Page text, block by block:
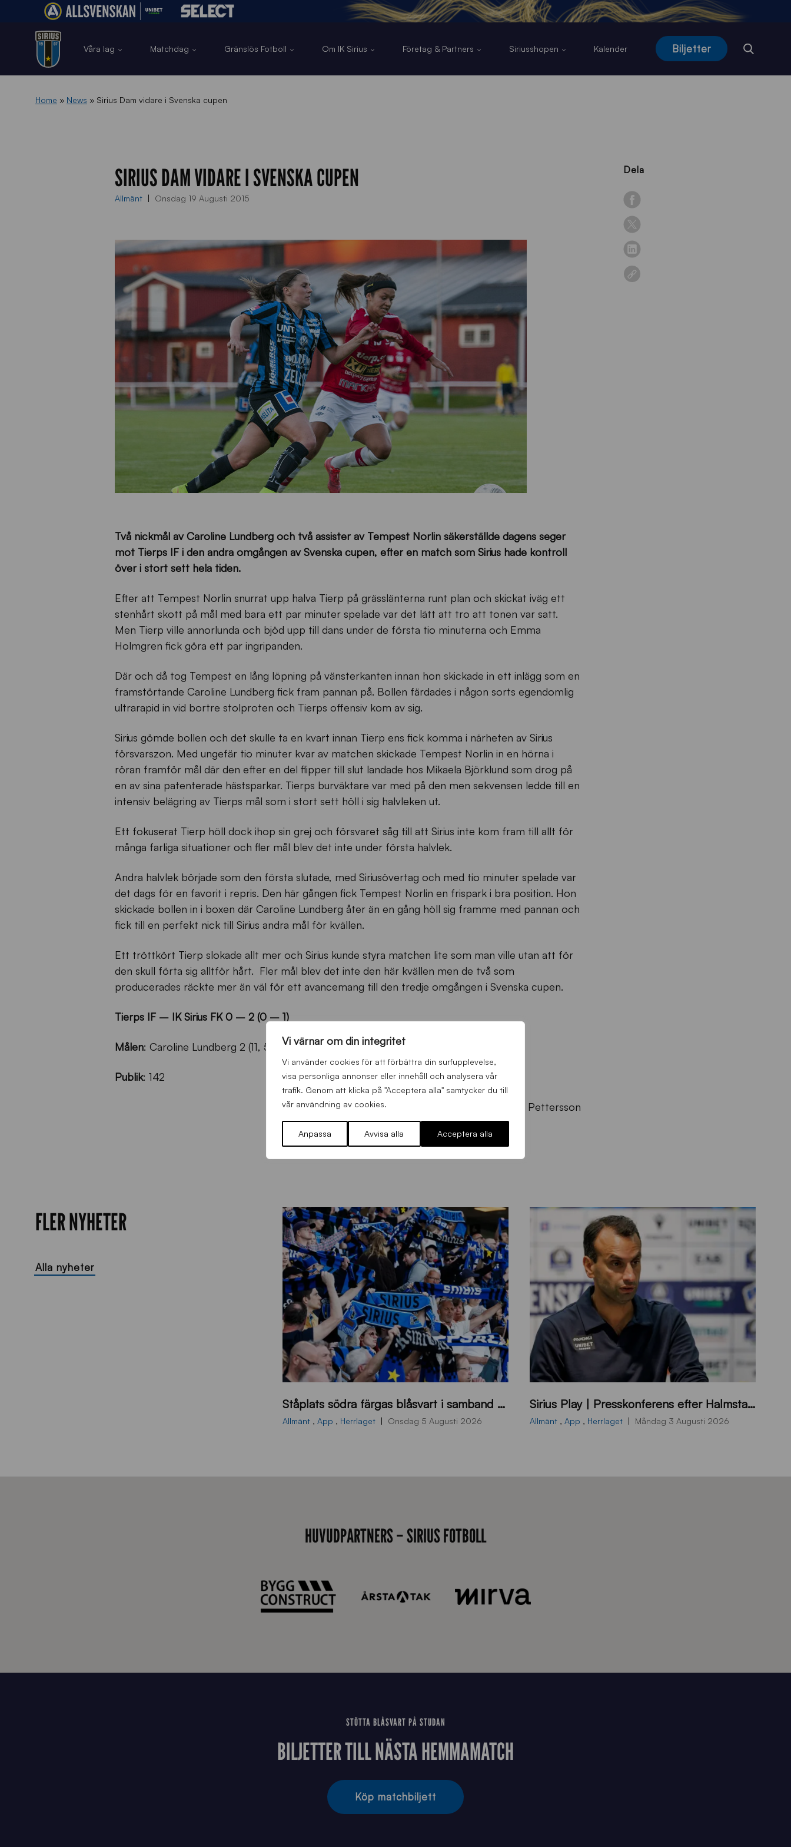
Vi värnar om din integritet
Vi använder cookies för att förbättra din surfupplevelse,
visa personliga annonser eller innehåll och analysera vår
trafik. Genom att klicka på "Acceptera alla" samtycker du till
vår användning av cookies.
Anpassa Avvisa alla Acceptera alla
Våra lag Matchdag Gränslös Fotboll Om IK Sirius Företag & Partners Siriusshopen Kalender Biljetter
Home » News » Sirius Dam vidare i Svenska cupen
Dela
SIRIUS DAM VIDARE I SVENSKA CUPEN
Allmänt Onsdag 19 Augusti 2015
Två nickmål av Caroline Lundberg och två assister av Tempest Norlin säkerställde dagens seger
mot Tierps IF i den andra omgången av Svenska cupen, efter en match som Sirius hade kontroll
över i stort sett hela tiden.
Efter att Tempest Norlin snurrat upp halva Tierp på grässlänterna runt plan och skickat iväg ett
stenhårt skott på mål med bara ett par minuter spelade var det lätt att tro att tonen var satt.
Men Tierp ville annorlunda och bjöd upp till dans under de första tio minuterna och Emma
Holmgren fick göra ett par ingripanden.
Där och då tog Tempest en lång löpning på vänsterkanten innan hon skickade in ett inlägg som en
framstörtande Caroline Lundberg fick fram pannan på. Bollen färdades i någon sorts egendomlig
ultrarapid in vid bortre stolproten och Tierps offensiv kom av sig.
Sirius gömde bollen och det skulle ta en kvart innan Tierp ens fick komma i närheten av Sirius
försvarszon. Med ungefär tio minuter kvar av matchen skickade Tempest Norlin in en hörna i
röran framför mål där den efter en del flipper till slut landade hos Mikaela Björklund som drog på
en av sina patenterade hästsparkar. Tierps burväktare var med på den men sekvensen ledde till en
intensiv belägring av Tierps mål som i stort sett höll i sig halvleken ut.
Ett fokuserat Tierp höll dock ihop sin grej och försvaret såg till att Sirius inte kom fram till allt för
många farliga situationer och fler mål blev det inte under första halvlek.
Andra halvlek började som den första slutade, med Siriusövertag och med tio minuter spelade var
det dags för en favorit i repris. Den här gången fick Tempest Norlin en frispark i bra position. Hon
skickade bollen in i boxen där Caroline Lundberg åter än en gång höll sig framme med pannan och
fick till en perfekt nick till Sirius andra mål för kvällen.
Ett tröttkört Tierp slokade allt mer och Sirius kunde styra matchen lite som man ville utan att för
den skull förta sig alltför hårt. Fler mål blev det inte den här kvällen men de två som
producerades räckte mer än väl för ett avancemang till den tredje omgången i Svenska cupen.
Tierps IF – IK Sirius FK 0 – 2 (0 – 1)
Målen: Caroline Lundberg 2 (11, 57)
Publik: 142
Foto: Björn Pettersson
FLER NYHETER
Alla nyheter
ö
d
2
6
Ståplats södra färgas blåsvart i samband med nästa hemmamatch
Allmänt , App , Herrlaget Onsdag 5 Augusti 2026
B
2
Sirius Play | Presskonferens efter Halmstad – Sirius
Allmänt , App , Herrlaget Måndag 3 Augusti 2026
HUVUDPARTNERS – SIRIUS FOTBOLL
STÖTTA BLÅSVART PÅ STUDAN
BILJETTER TILL NÄSTA HEMMAMATCH
Köp matchbiljett